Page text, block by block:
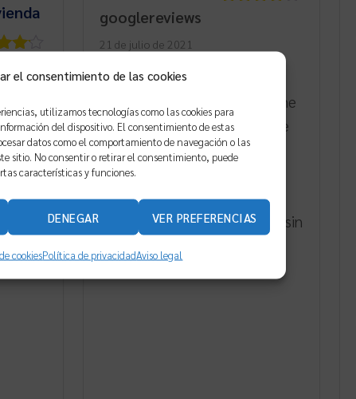
el consentimiento de las cookies
utilizamos tecnologías como las cookies para
del dispositivo. El consentimiento de estas
datos como el comportamiento de navegación o las
sitio. No consentir o retirar el consentimiento, puede
características y funciones.
DENEGAR VER PREFERENCIAS
cookiesPolítica de privacidadAviso legal
de
y
googlereviews
21 de julio de 2021
Muy completo
Completo proyecto al final he
adquirido esté con el plan de
desamiantado y me han
abonado el pedido anterior,
solo añadiría además los
planos en dwg;), la descarga sin